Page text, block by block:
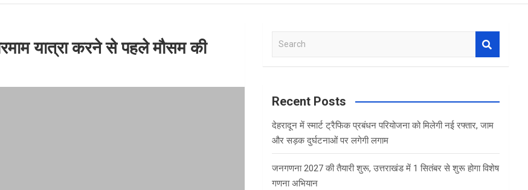
यात्रा करने से पहले मौसम की
a
c
Recent Posts
देहरादून में स्मार्ट ट्रैफिक प्रबंधन परियोजना को मिलेगी नई रफ्तार, जाम
और सड़क दुर्घटनाओं पर लगेगी लगाम
जनगणना 2027 की तैयारी शुरू, उत्तराखंड में 1 सितंबर से शुरू होगा विशेष
गणना अभियान